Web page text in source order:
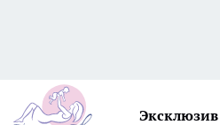
Эксклюзив